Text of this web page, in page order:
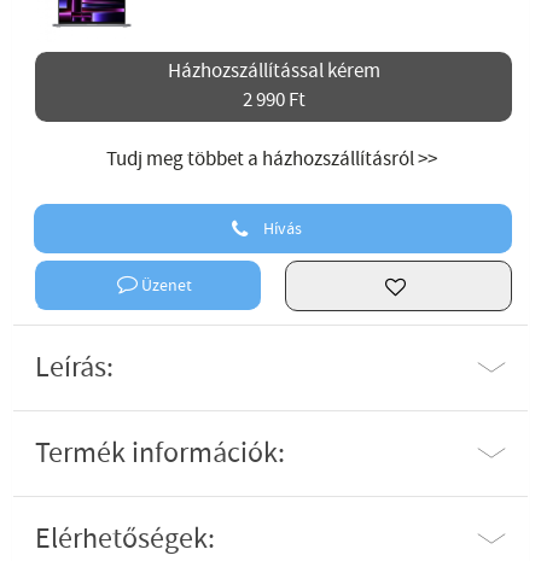
Házhozszállítással kérem
2 990 Ft
Tudj meg többet a házhozszállításról >>
Hívás
Üzenet
Leírás:
Termék információk:
Elérhetőségek: